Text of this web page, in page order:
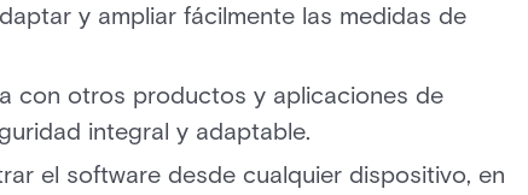
y ampliar fácilmente las medidas de
con otros productos y aplicaciones de
integral y adaptable.
el software desde cualquier dispositivo, en